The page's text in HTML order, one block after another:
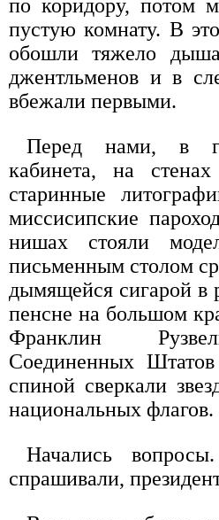
по коридору, потом
пустую комнату. В
обошли тяжело
джентльменов и в
вбежали первыми.
Перед нами, в
кабинета, на
старинные
миссисипские
нишах стояли
письменным столом
дымящейся сигарой в
пенсне на большом
Франклин
Соединенных
спиной сверкали
национальных флагов.
Начались
спрашивали,